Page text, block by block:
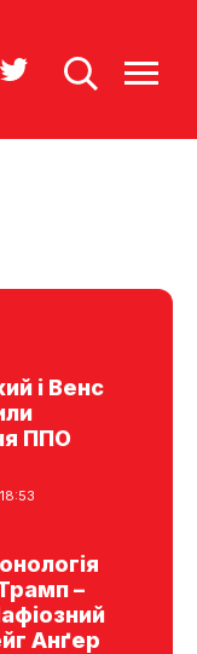
і Венс
ППО
–
Анґер